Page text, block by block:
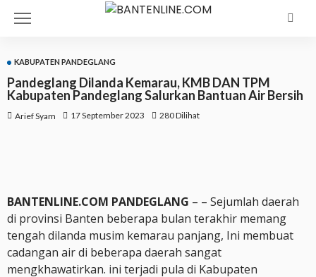
KABUPATEN PANDEGLANG
Pandeglang Dilanda Kemarau, KMB DAN TPM
Kabupaten Pandeglang Salurkan Bantuan Air Bersih
Arief Syam 17 September 2023 280 Dilihat
BANTENLINE.COM PANDEGLANG – – Sejumlah daerah
di provinsi Banten beberapa bulan terakhir memang
tengah dilanda musim kemarau panjang, Ini membuat
cadangan air di beberapa daerah sangat
mengkhawatirkan. ini terjadi pula di Kabupaten